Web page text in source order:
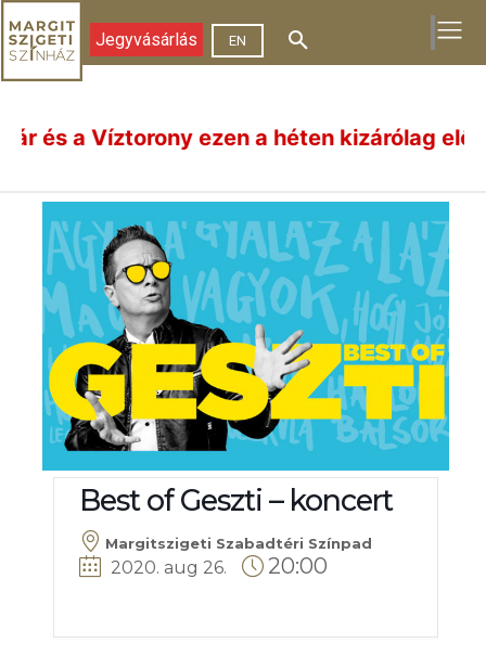
Jegyvásárlás EN
Víztorony ezen a héten kizárólag
Best of Geszti – koncert
Margitszigeti Szabadtéri Színpad
2020. aug 26. 20:00